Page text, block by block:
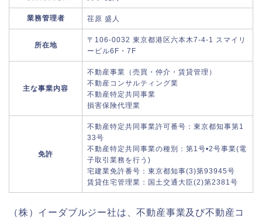
業務管理者 荏原 盛人
所在地
〒106-0032 東京都港区六本木7-4-1 スマイリ
ービル6F・7F
主な事業内容
不動産事業（売買・仲介・賃貸管理）
不動産コンサルティング業
不動産特定共同事業
損害保険代理業
免許
不動産特定共同事業許可番号：東京都知事第1
33号
不動産特定共同事業の種別：第1号•2号事業(電
子取引業務を行う)
宅建業免許番号：東京都知事(3)第93945号
賃貸住宅管理業：国土交通大臣(2)第2381号
（株）イーダブルジー社は、不動産事業及び不動産コ